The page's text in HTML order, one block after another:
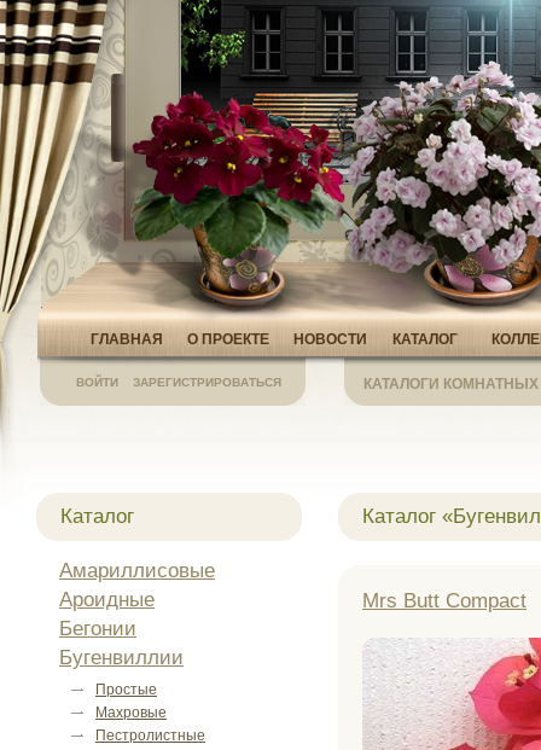
ВОЙТИ ЗАРЕГИСТРИРОВАТЬСЯ КАТАЛОГИ
ГЛАВНАЯ О ПРОЕКТЕ НОВОСТИ КАТАЛОГ
Каталог
Mrs Butt Compact
Каталог
Амариллисовые
Ароидные
Бегонии
Бугенвиллии
Простые
Махровые
Пестролистные